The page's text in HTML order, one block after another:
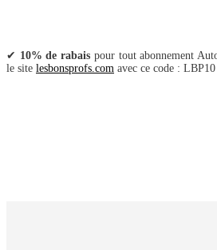
✔ 10% de rabais pour tout abonnement
le site lesbonsprofs.com avec ce code : LBP10